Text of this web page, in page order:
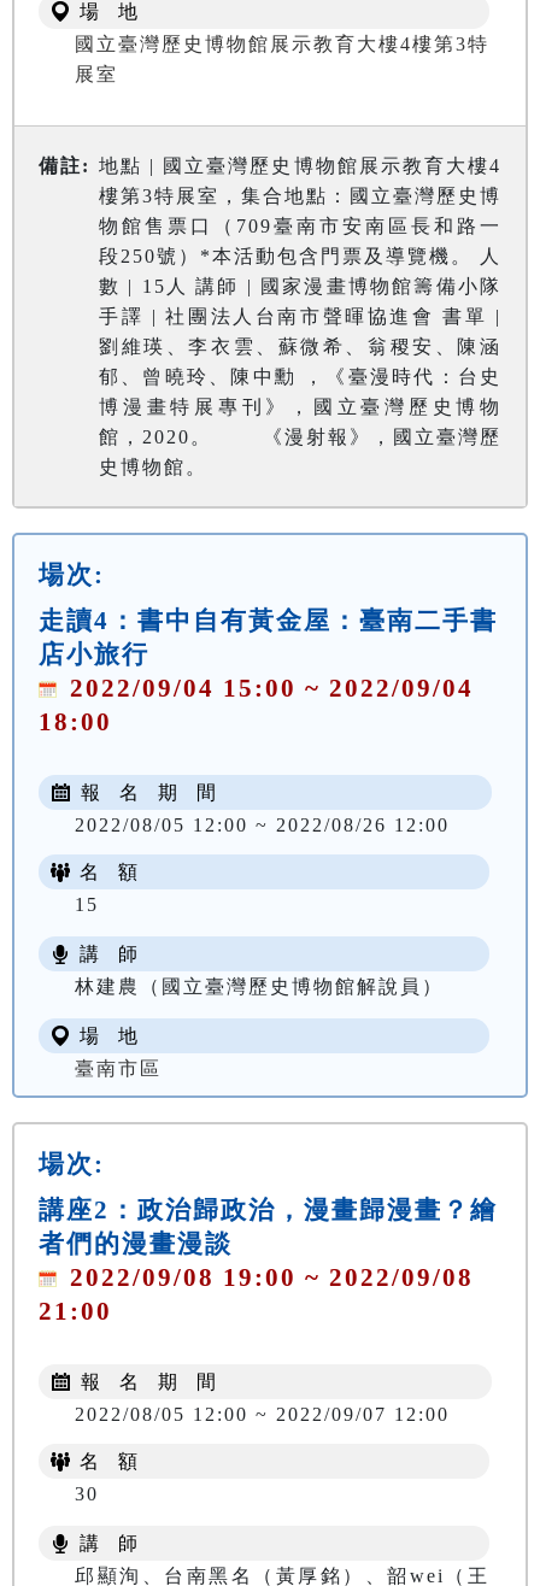
場 地
國立臺灣歷史博物館展示教育大樓4樓第3特
展室
備註: 地點 | 國立臺灣歷史博物館展示教育大樓4
樓第3特展室，集合地點：國立臺灣歷史博
物館售票口（709臺南市安南區長和路一
段250號）*本活動包含門票及導覽機。 人
數 | 15人 講師 | 國家漫畫博物館籌備小隊
手譯 | 社團法人台南市聲暉協進會 書單 |
劉維瑛、李衣雲、蘇微希、翁稷安、陳涵
郁、曾曉玲、陳中勳 ，《臺漫時代：台史
博漫畫特展專刊》，國立臺灣歷史博物
館，2020。 《漫射報》，國立臺灣歷
史博物館。
場次:
走讀4：書中自有黃金屋：臺南二手書
店小旅行
2022/09/04 15:00 ~ 2022/09/04
18:00
報 名 期 間
2022/08/05 12:00 ~ 2022/08/26 12:00
名 額
15
講 師
林建農（國立臺灣歷史博物館解說員）
場 地
臺南市區
場次:
講座2：政治歸政治，漫畫歸漫畫？繪
者們的漫畫漫談
2022/09/08 19:00 ~ 2022/09/08
21:00
報 名 期 間
2022/08/05 12:00 ~ 2022/09/07 12:00
名 額
30
講 師
邱顯洵、台南黑名（黃厚銘）、韶wei（王